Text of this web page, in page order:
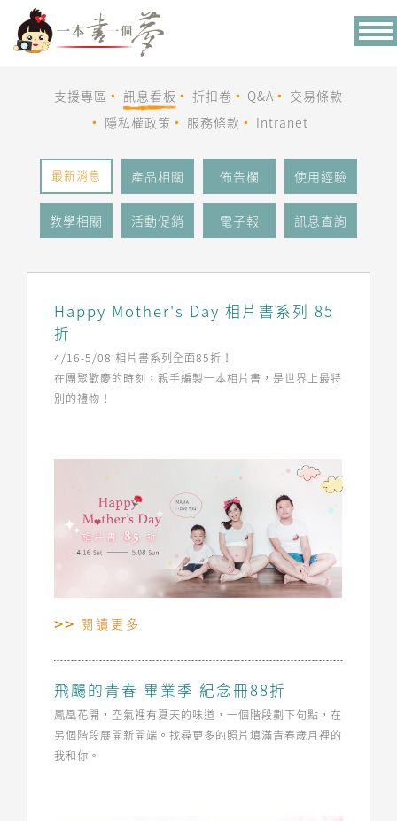
支援專區 訊息看板 折扣卷 Q&A
交易條款
隱私權政策
服務條款 Intranet
最新消息 產品相關 佈告欄 使用經驗
教學相關 活動促銷 電子報 訊息查詢
Happy Mother's Day 相片書系列 85
折
4/16-5/08 相片書系列全面85折！
在團聚歡慶的時刻，親手編製一本相片書，是世界上最特
別的禮物！
閱讀更多
飛颺的青春 畢業季 紀念冊88折
鳳凰花開，空氣裡有夏天的味道，一個階段劃下句點，在
另個階段展開新開端。找尋更多的照片填滿青春歲月裡的
我和你。